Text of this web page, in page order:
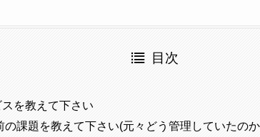
目次
を教えて下さい
の課題を教えて下さい(元々どう管理していたの